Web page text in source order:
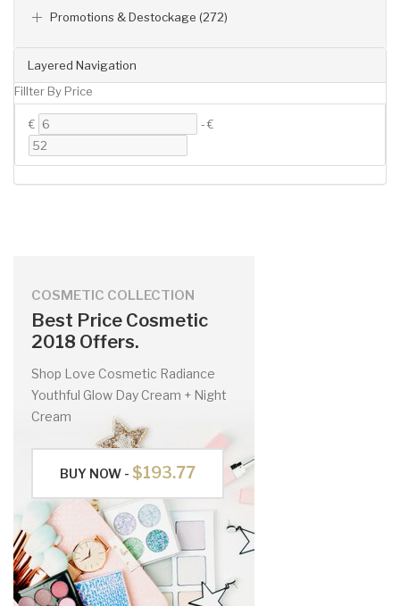
Layered Navigation
Fillter By Price
€ -€
Promotions & Destockage (272)
COSMETIC COLLECTION
Best Price Cosmetic
2018 Offers.
Shop Love Cosmetic Radiance
Youthful Glow Day Cream + Night
Cream
BUY NOW - $193.77